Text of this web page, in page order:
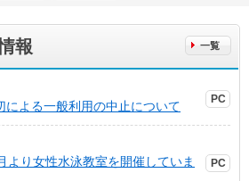
報
による一般利用の中止について
より女性水泳教室を開催していま